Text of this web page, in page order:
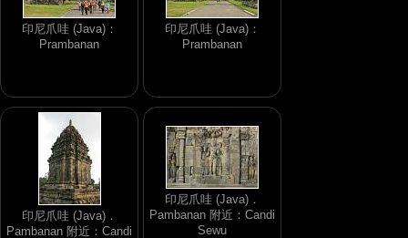
印尼爪哇 (Java)：
Prambanan
印尼爪哇 (Java)：
Prambanan
印尼爪哇 (Java)．
Pambanan 附近：Candi
印尼爪哇 (Java)．
Pambanan 附近：Candi
Sewu